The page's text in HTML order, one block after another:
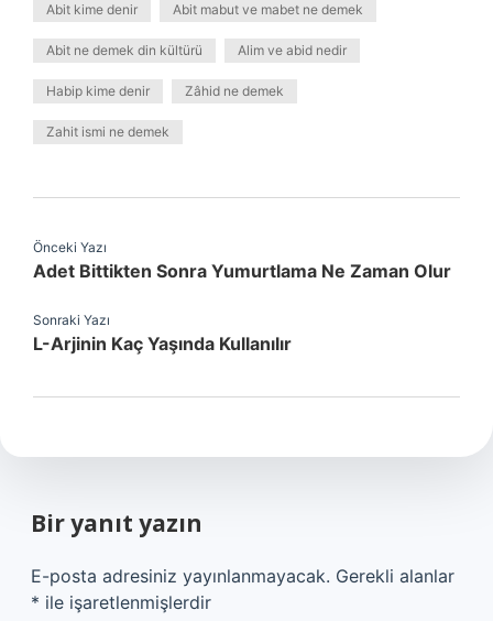
Abit kime denir Abit mabut ve mabet ne demek
Abit ne demek din kültürü Alim ve abid nedir
Habip kime denir Zâhid ne demek
Zahit ismi ne demek
Önceki Yazı
Adet Bittikten Sonra Yumurtlama Ne Zaman Olur
Sonraki Yazı
L-Arjinin Kaç Yaşında Kullanılır
Bir yanıt yazın
E-posta adresiniz yayınlanmayacak. Gerekli alanlar
* ile işaretlenmişlerdir